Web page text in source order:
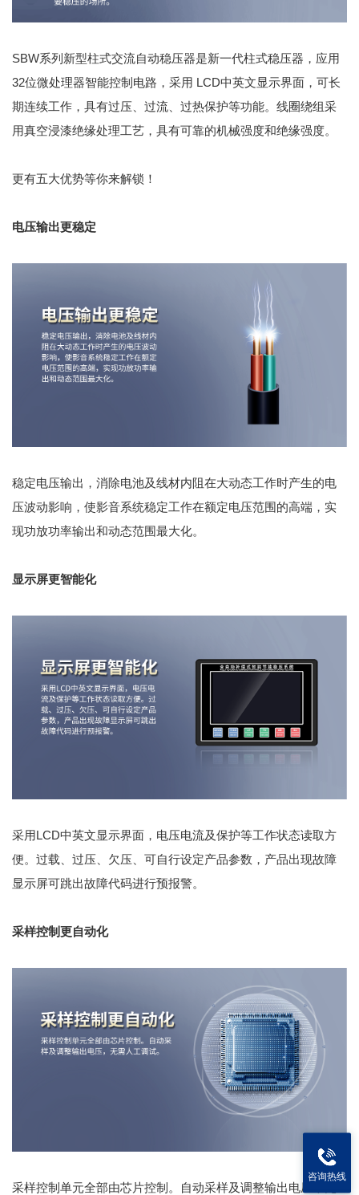
SBW系列新型柱式交流自动稳压器是新一代柱式稳压器，应用
32位微处理器智能控制电路，采用 LCD中英文显示界面，可长
期连续工作，具有过压、过流、过热保护等功能。线圈绕组采
用真空浸漆绝缘处理工艺，具有可靠的机械强度和绝缘强度。
更有五大优势等你来解锁！
电压输出更稳定
稳定电压输出，消除电池及线材内阻在大动态工作时产生的电
压波动影响，使影音系统稳定工作在额定电压范围的高端，实
现功放功率输出和动态范围最大化。
显示屏更智能化
采用LCD中英文显示界面，电压电流及保护等工作状态读取方
便。过载、过压、欠压、可自行设定产品参数，产品出现故障
显示屏可跳出故障代码进行预报警。
采样控制更自动化
采样控制单元全部由芯片控制。自动采样及调整输出电压，无
咨询热线